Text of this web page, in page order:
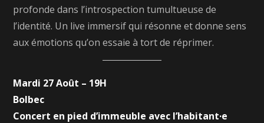
profonde dans l’introspection tumultueuse de
l’identité. Un live immersif qui résonne et donne sens
aux émotions qu’on essaie à tort de réprimer.
Mardi 27 Août – 19H
Bolbec
Concert en pied d’immeuble avec l’habitant·e